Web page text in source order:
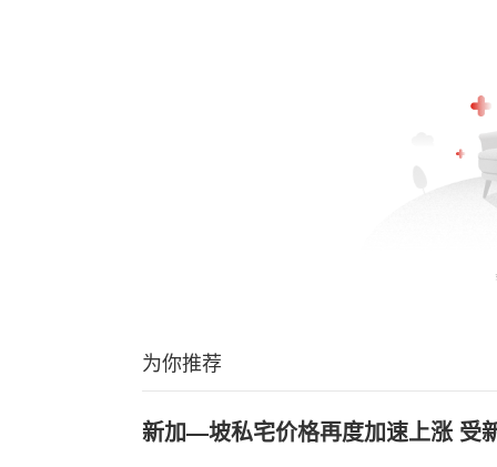
为你推荐
新加—坡私宅价格再度加速上涨 受